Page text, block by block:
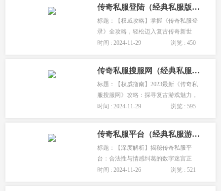
传奇私服登陆（经典私服版登录）
标题：【权威攻略】掌握《传奇私服登
录》全攻略，轻松迈入复古传奇新世
界！正文：在数字化时代的浪潮中，复
时间 : 2024-11-29 浏览 : 450
传奇私服搜服网（经典私服搜索平台）
标题：【权威指南】2023最新《传奇私
服搜服网》攻略：探寻复古游戏魅力，
重温青春回忆正文：在数字时代的浪潮
时间 : 2024-11-29 浏览 : 595
传奇私服平台（经典私服游戏平台）
标题：【深度解析】揭秘传奇私服平
台：合法性与情感纠葛的数字迷宫正
文：一、引言在数字时代的浪潮中，传
时间 : 2024-11-26 浏览 : 521